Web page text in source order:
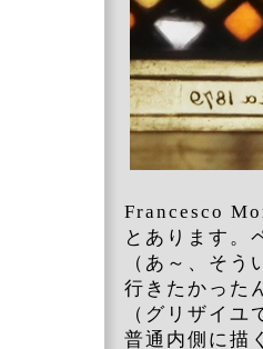
Francesco
とあります。
（あ～、そ
行きたかった
（グリザイ
普通内側に